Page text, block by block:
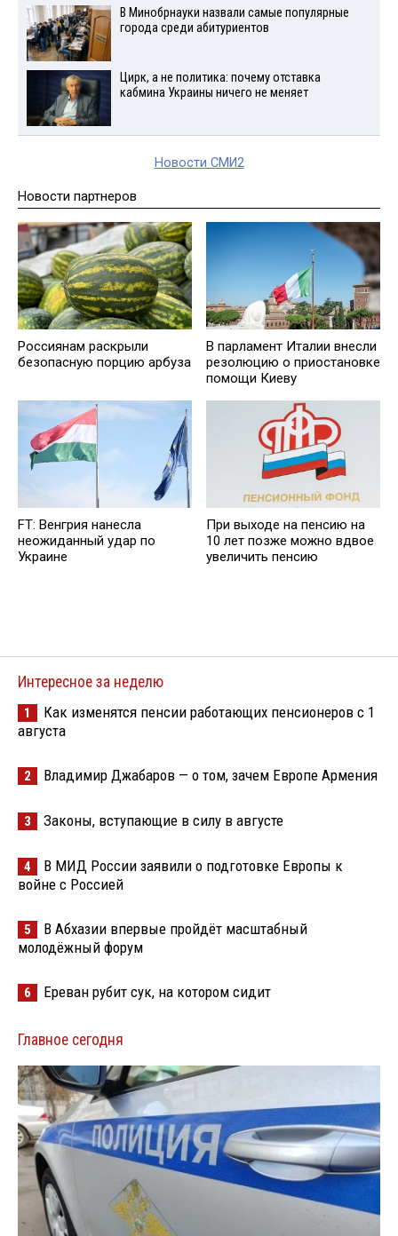
В Минобрнауки назвали самые популярные
города среди абитуриентов
Цирк, а не политика: почему отставка
кабмина Украины ничего не меняет
Новости СМИ2
Новости партнеров
Россиянам раскрыли
безопасную порцию арбуза
В парламент Италии внесли
резолюцию о приостановке
помощи Киеву
FT: Венгрия нанесла
неожиданный удар по
Украине
При выходе на пенсию на
10 лет позже можно вдвое
увеличить пенсию
Интересное за неделю
1
Как изменятся пенсии работающих пенсионеров с 1
августа
2 Владимир Джабаров — о том, зачем Европе Армения
3 Законы, вступающие в силу в августе
4
В МИД России заявили о подготовке Европы к
войне с Россией
5
В Абхазии впервые пройдёт масштабный
молодёжный форум
6 Ереван рубит сук, на котором сидит
Главное сегодня